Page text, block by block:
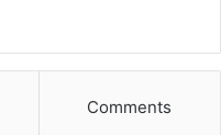
Comments